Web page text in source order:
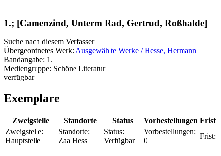
1.; [Camenzind, Unterm Rad, Gertrud, Roßhalde]
Suche nach diesem Verfasser
Übergeordnetes Werk: Ausgewählte Werke / Hesse, Hermann
Bandangabe: 1.
Mediengruppe: Schöne Literatur
verfügbar
Exemplare
Zweigstelle Standorte Status Vorbestellungen Frist
Zweigstelle:
Hauptstelle
Standorte:
Zaa Hess
Status:
Verfügbar
Vorbestellungen:
0
Frist: